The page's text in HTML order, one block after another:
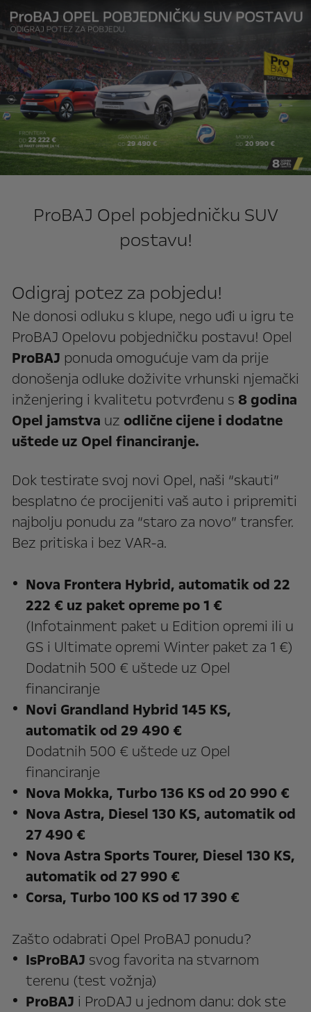
ProBAJ Opel pobjedničku SUV
postavu!
Odigraj potez za pobjedu!
Ne donosi odluku s klupe, nego uđi u igru te
ProBAJ Opelovu pobjedničku postavu! Opel
ProBAJ ponuda omogućuje vam da prije
donošenja odluke doživite vrhunski njemački
inženjering i kvalitetu potvrđenu s 8 godina
Opel jamstva uz odlične cijene i dodatne
uštede uz Opel financiranje.
Dok testirate svoj novi Opel, naši “skauti”
besplatno će procijeniti vaš auto i pripremiti
najbolju ponudu za “staro za novo” transfer.
Bez pritiska i bez VAR-a.
Nova Frontera Hybrid, automatik od 22
222 € uz paket opreme po 1 €
(Infotainment paket u Edition opremi ili u
GS i Ultimate opremi Winter paket za 1 €)
Dodatnih 500 € uštede uz Opel
financiranje
Novi Grandland Hybrid 145 KS,
automatik od 29 490 €
Dodatnih 500 € uštede uz Opel
financiranje
Nova Mokka, Turbo 136 KS od 20 990 €
Nova Astra, Diesel 130 KS, automatik od
27 490 €
Nova Astra Sports Tourer, Diesel 130 KS,
automatik od 27 990 €
Corsa, Turbo 100 KS od 17 390 €
Zašto odabrati Opel ProBAJ ponudu?
IsProBAJ svog favorita na stvarnom
terenu (test vožnja)
ProBAJ i ProDAJ u jednom danu: dok ste